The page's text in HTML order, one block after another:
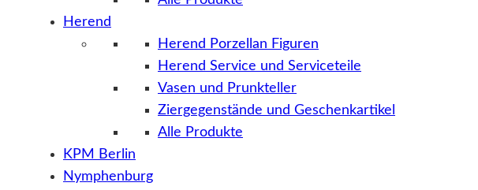
Herend
Herend Porzellan Figuren
Herend Service und Serviceteile
Vasen und Prunkteller
Ziergegenstände und Geschenkartikel
Alle Produkte
KPM Berlin
Nymphenburg